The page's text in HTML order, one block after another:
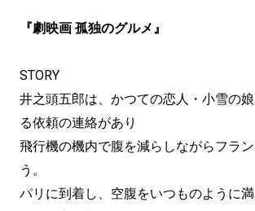
『劇映画 孤独のグルメ』
STORY
井之頭五郎は、かつての恋人・小雪の
る依頼の連絡があり
飛行機の機内で腹を減らしながらフラ
う。
パリに到着し、空腹をいつものように